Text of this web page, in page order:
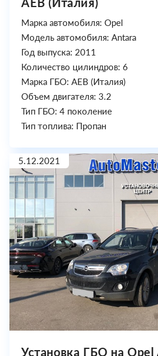
Марка автомобиля: Opel
Модель автомобиля: Antara
Год выпуска: 2011
Количество цилиндров: 6
Марка ГБО: AEB (Италия)
Объем двигателя: 3.2
Тип ГБО: 4 поколение
Тип топлива: Пропан
5.12.2021
Установка ГБО на Opel